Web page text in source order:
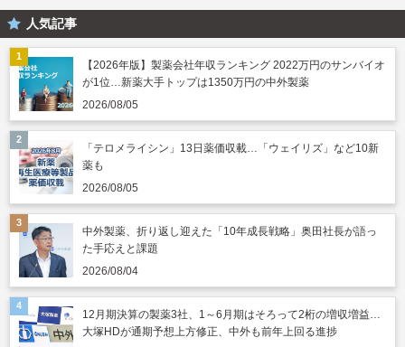
人気記事
【2026年版】製薬会社年収ランキング 2022万円のサンバイオ
が1位…新薬大手トップは1350万円の中外製薬
2026/08/05
「テロメライシン」13日薬価収載…「ウェイリズ」など10新
薬も
2026/08/05
中外製薬、折り返し迎えた「10年成長戦略」奥田社長が語っ
た手応えと課題
2026/08/04
12月期決算の製薬3社、1～6月期はそろって2桁の増収増益…
大塚HDが通期予想上方修正、中外も前年上回る進捗